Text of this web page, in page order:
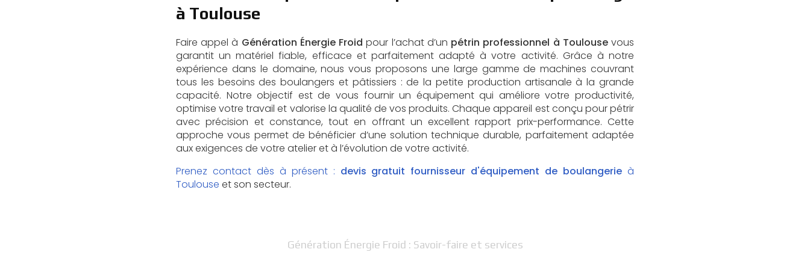
à Toulouse
Faire appel à Génération Énergie Froid pour l’achat d’un pétrin professionnel à Toulousevous
garantit un matériel fiable, efficace et parfaitement adapté à votre activité. Grâce à notre
expérience dans le domaine, nous vous proposons une large gamme de machines couvrant
tous les besoins des boulangers et pâtissiers : de la petite production artisanale à la grande
capacité. Notre objectif est de vous fournir un équipement qui améliore votre productivité,
optimise votre travail et valorise la qualité de vos produits. Chaque appareil est conçu pour pétrir
avec précision et constance, tout en offrant un excellent rapport prix-performance. Cette
approche vous permet de bénéficier d’une solution technique durable, parfaitement adaptée
aux exigences de votre atelier et à l’évolution de votre activité.
Prenez contact dès à présent : devis gratuit fournisseur d'équipement de boulangerie à
Toulouse et son secteur.
Génération Énergie Froid : Savoir-faire et services